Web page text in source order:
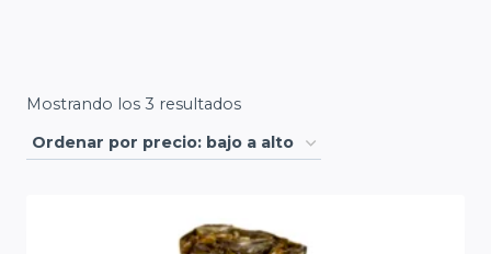
Mostrando los 3 resultadosOrdenado
por
a